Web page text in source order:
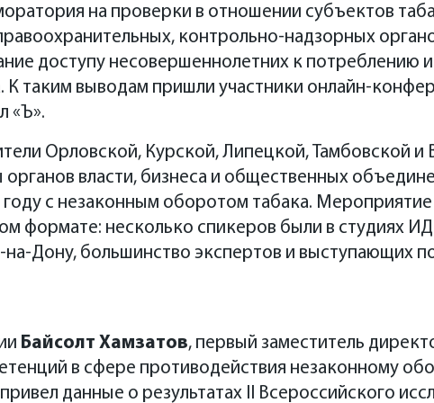
на проверки в отношении субъектов
контрольно-надзорных
доступу несовершеннолетних к потреблению
К таким выводам пришли участники онлайн-
«Ъ».
Орловской, Курской, Липецкой, Тамбовской
органов власти, бизнеса и общественных
с незаконным оборотом табака.
формате: несколько спикеров были в студиях
Дону, большинство экспертов и выступающих
Байсолт Хамзатов, первый заместитель
в сфере противодействия незаконному
данные о результатах II Всероссийского
власти, бизнеса и общественных объединений из пяти
Тамбовской областей – подведут первые итоги
в 2022 году на межрегиональной онлайн-
дискуссии – обсуждение итогов исследования ННЦК в
год? Как в регионах выстроена работа по
РФ было выдвинуто предложение передавать часть
стимулирования борьбы с нелегальными сигаретами и
и насколько значимыми могут стать эти поступления
с 11:00 до 15:00 в гибридном формате (студии в
дистанционно). Онлайн-трансляция мероприятия
rostov/.